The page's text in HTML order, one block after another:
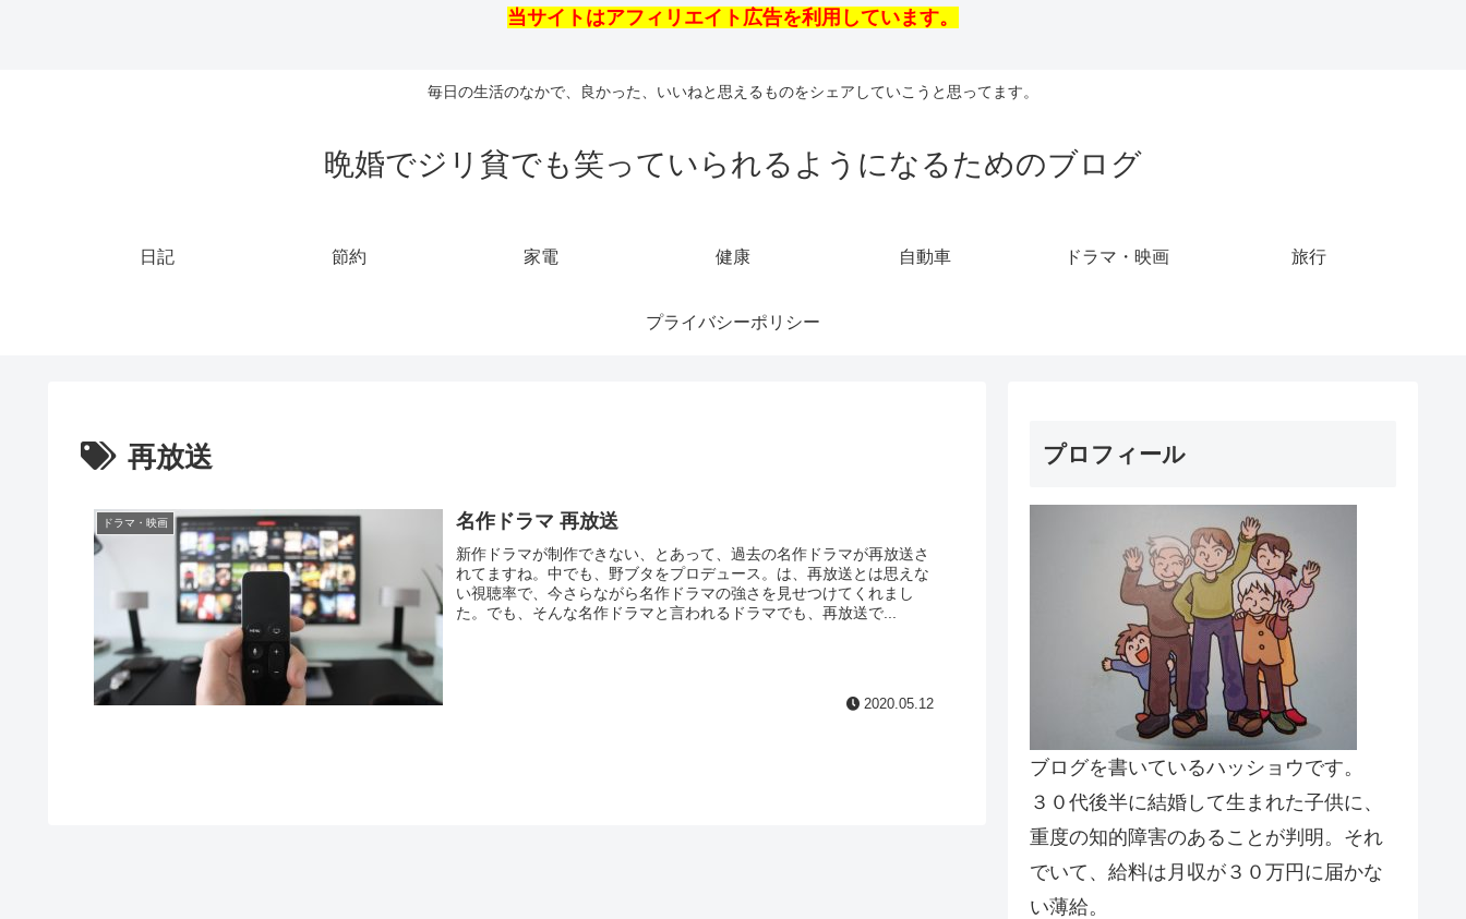
当サイトはアフィリエイト広告を利用しています。
毎日の生活のなかで、良かった、いいねと思えるものをシェアしていこうと思ってます。
晩婚でジリ貧でも笑っていられるようになるためのブログ
日記 節約 家電 健康 自動車 ドラマ・映画 旅行
プライバシーポリシー
再放送
ドラマ・映画 名作ドラマ 再放送
新作ドラマが制作できない、とあって、過去の名作ドラマが再放送さ
れてますね。中でも、野ブタをプロデュース。は、再放送とは思えな
い視聴率で、今さらながら名作ドラマの強さを見せつけてくれまし
た。でも、そんな名作ドラマと言われるドラマでも、再放送で...
2020.05.12
プロフィール
ブログを書いているハッショウです。
３０代後半に結婚して生まれた子供に、
重度の知的障害のあることが判明。それ
でいて、給料は月収が３０万円に届かな
い薄給。